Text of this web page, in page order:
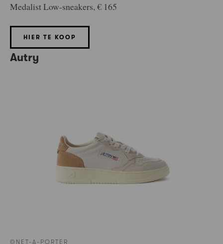
Medalist Low-sneakers, € 165
HIER TE KOOP
Autry
©NET-A-PORTER